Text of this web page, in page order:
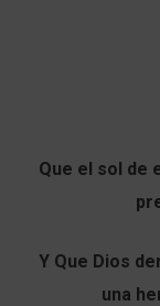
Que el sol de
Y Que Dios
una